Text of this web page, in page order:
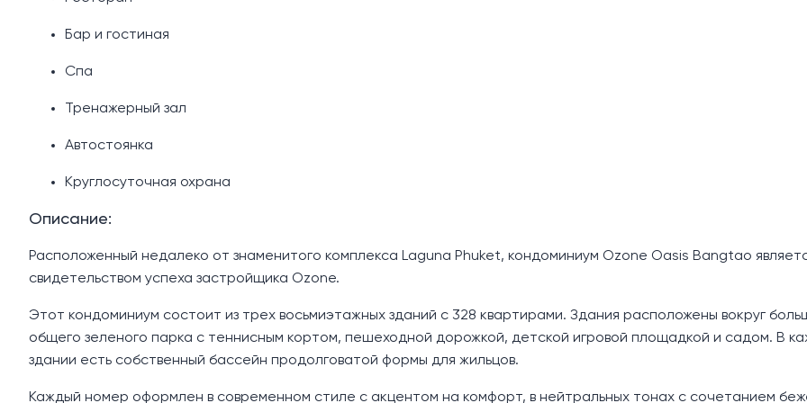
Бар и гостиная
Спа
Тренажерный зал
Автостоянка
Круглосуточная охрана
Описание:
Расположенный недалеко от знаменитого комплекса Laguna Phuket, кондоминиум Ozone Oasis Bangtao
свидетельством успеха застройщика Ozone.
Этот кондоминиум состоит из трех восьмиэтажных зданий с 328 квартирами. Здания расположены вокруг
общего зеленого парка с теннисным кортом, пешеходной дорожкой, детской игровой площадкой и садом. В
здании есть собственный бассейн продолговатой формы для жильцов.
Каждый номер оформлен в современном стиле с акцентом на комфорт, в нейтральных тонах с сочетанием